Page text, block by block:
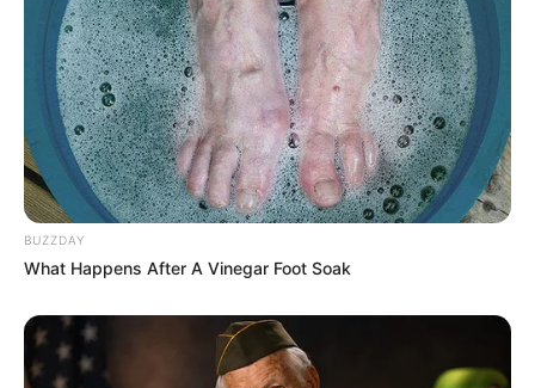
BUZZDAY
What Happens After A Vinegar Foot Soak